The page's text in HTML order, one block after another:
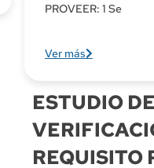
PROVEER: 1 Se
Ver más
ESTUDIO DE
REQUISITO